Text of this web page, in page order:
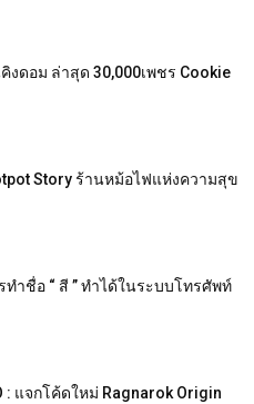
งดอม ล่าสุด 30,000เพชร Cookie
Story ร้านหม้อไฟแห่งความสุข
ทำชื่อ “ สี ” ทำได้ในระบบโทรศัพท์
: แจกโค้ดใหม่ Ragnarok Origin